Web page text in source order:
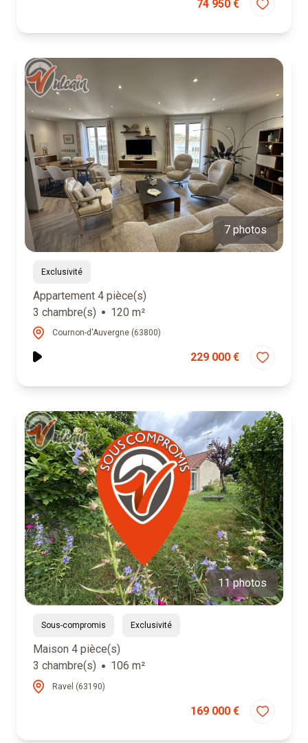
74 950 €
7 photos
Exclusivité
Appartement 4 pièce(s)
3 chambre(s)
120 m²
Cournon-d'Auvergne (63800)
229 000 €
11 photos
Sous-compromis Exclusivité
Maison 4 pièce(s)
3 chambre(s)
106 m²
Ravel (63190)
169 000 €